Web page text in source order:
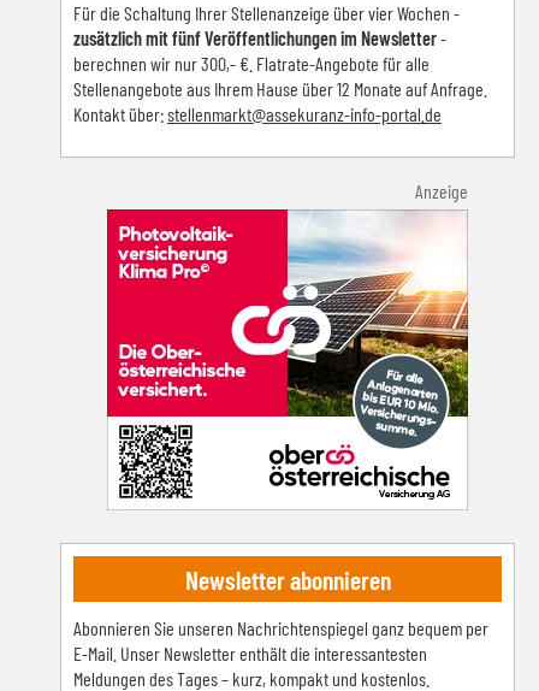
Für die Schaltung Ihrer Stellenanzeige über vier Wochen -
zusätzlich mit fünf Veröffentlichungen im Newsletter-
berechnen wir nur 300,- €. Flatrate-Angebote für alle
Stellenangebote aus Ihrem Hause über 12 Monate auf Anfrage.
Kontakt über:stellenmarkt@assekuranz-info-portal.de
Anzeige
Newsletter abonnieren
Abonnieren Sie unseren Nachrichtenspiegel ganz bequem per
E-Mail. Unser Newsletter enthält die interessantesten
Meldungen des Tages – kurz, kompakt und kostenlos.